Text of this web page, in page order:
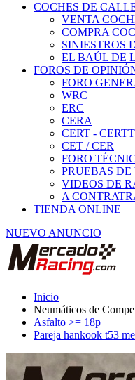
COCHES DE
VENTA
COMPRA
SINIESTROS
EL BAÚL DE
FOROS DE
FORO
WRC
ERC
CERA
CERT - CERTT
CET / CER
FORO
PRUEBAS
VIDEOS DE
A
TIENDA ONLINE
NUEVO ANUNCIO
Inicio
Neumáticos de
Asfalto >= 18p
Pareja hankook t53